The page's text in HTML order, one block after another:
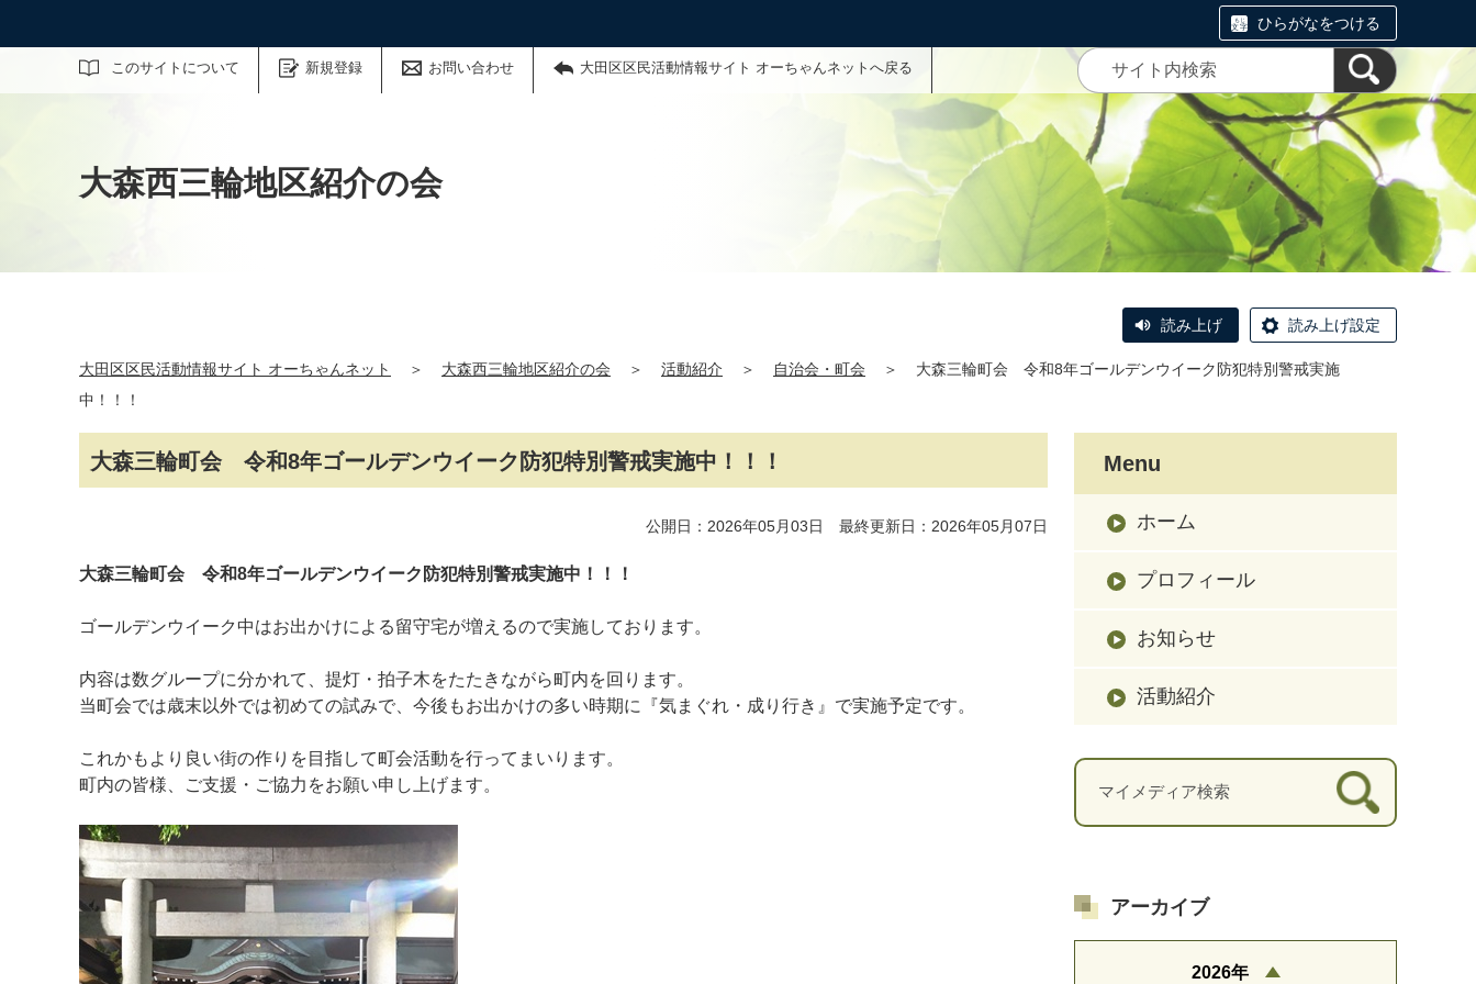
ひらがなをつける
このサイトについて 新規登録 お問い合わせ 大田区区民活動情報サイト オーちゃんネットへ戻る
サイト内検索
大森西三輪地区紹介の会
読み上げ 読み上げ設定
大田区区民活動情報サイト オーちゃんネット ＞ 大森西三輪地区紹介の会 ＞ 活動紹介 ＞ 自治会・町会 ＞
大森三輪町会 令和8年ゴールデンウイーク防犯特別警戒実施
中！！！
大森三輪町会 令和8年ゴールデンウイーク防犯特別警戒実施中！！！
公開日：2026年05月03日 最終更新日：2026年05月07日
大森三輪町会 令和8年ゴールデンウイーク防犯特別警戒実施中！！！
ゴールデンウイーク中はお出かけによる留守宅が増えるので実施しております。
内容は数グループに分かれて、提灯・拍子木をたたきながら町内を回ります。
当町会では歳末以外では初めての試みで、今後もお出かけの多い時期に『気まぐれ・成り行き』で実施予定です。
これかもより良い街の作りを目指して町会活動を行ってまいります。
町内の皆様、ご支援・ご協力をお願い申し上げます。
Menu
ホーム
プロフィール
お知らせ
活動紹介
マイメディア検索
アーカイブ
2026年